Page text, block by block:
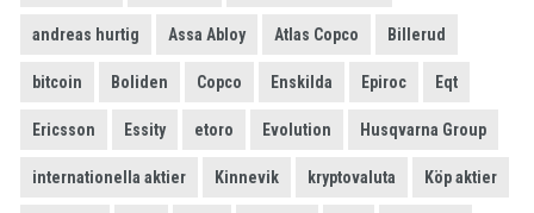
andreas hurtig Assa Abloy Atlas Copco Billerud
bitcoin Boliden Copco Enskilda Epiroc Eqt
Ericsson Essity etoro Evolution Husqvarna Group
internationella aktier Kinnevik kryptovaluta Köp aktier